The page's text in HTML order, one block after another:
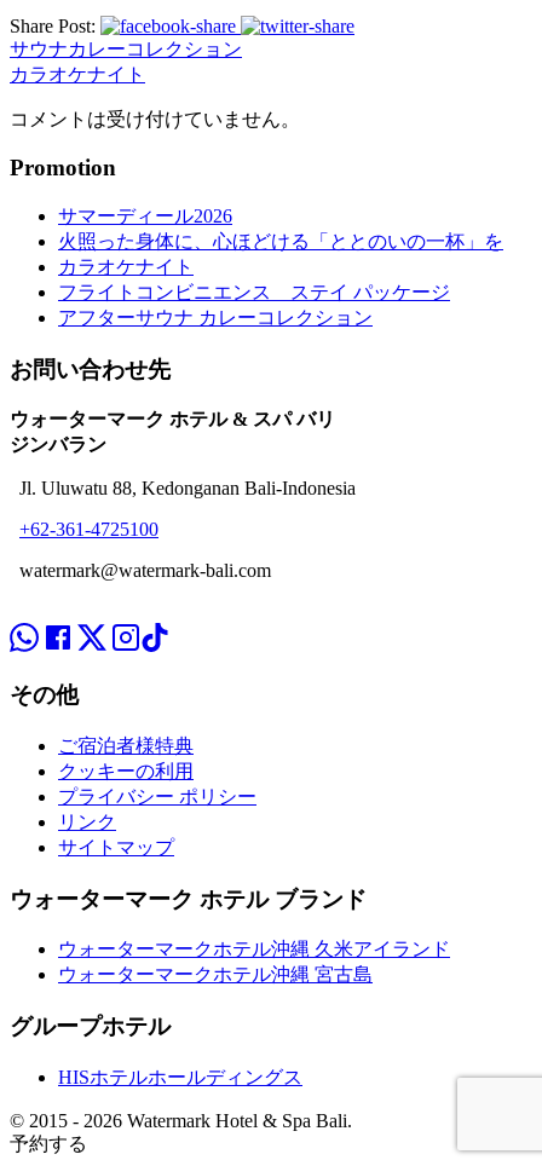
Share Post:
サウナカレーコレクション
カラオケナイト
コメントは受け付けていません。
Promotion
サマーディール2026
火照った身体に、心ほどける「ととのいの一杯」を
カラオケナイト
フライトコンビニエンス ステイ パッケージ
アフターサウナ カレーコレクション
お問い合わせ先
ウォーターマーク ホテル & スパ バリ
ジンバラン
Jl. Uluwatu 88, Kedonganan Bali-Indonesia
+62-361-4725100
watermark@watermark-bali.com
その他
ご宿泊者様特典
クッキーの利用
プライバシー ポリシー
リンク
サイトマップ
ウォーターマーク ホテル ブランド
ウォーターマークホテル沖縄 久米アイランド
ウォーターマークホテル沖縄 宮古島
グループホテル
HISホテルホールディングス
© 2015 - 2026 Watermark Hotel & Spa Bali.
予約する